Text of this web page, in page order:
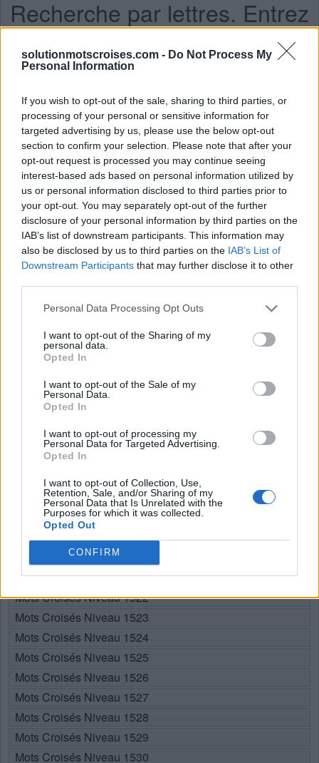
solutionmotscroises.com - Do Not Process My
Personal Information
If you wish to opt-out of the sale, sharing to third parties, or
processing of your personal or sensitive information for
targeted advertising by us, please use the below opt-out
section to confirm your selection. Please note that after your
opt-out request is processed you may continue seeing
interest-based ads based on personal information utilized by
us or personal information disclosed to third parties prior to
your opt-out. You may separately opt-out of the further
disclosure of your personal information by third parties on the
IAB’s list of downstream participants. This information may
also be disclosed by us to third parties on the IAB’s List of
Downstream Participants that may further disclose it to other
Personal Data Processing Opt Outs
I want to opt-out of the Sharing of my
personal data.
Opted In
I want to opt-out of the Sale of my
Personal Data.
Opted In
I want to opt-out of processing my
Personal Data for Targeted Advertising.
Opted In
I want to opt-out of Collection, Use,
Retention, Sale, and/or Sharing of my
Personal Data that Is Unrelated with the
Purposes for which it was collected.
Opted Out
CONFIRM
Recherche par lettres. Entrez
toutes les lettres du puzzle:
Recherche
lettres.
Entrez
toutes
les
lettres
puzzle:
Ici, vous pouvez rechercher votre réponse par numéro de
niveau, mais nous vous recommandons d'utiliser la
recherche par lettres.
Mots Croisés Niveau 1501
Mots Croisés Niveau 1502
Mots Croisés Niveau 1503
Mots Croisés Niveau 1504
Mots Croisés Niveau 1505
Mots Croisés Niveau 1509
Mots Croisés Niveau 1510
Mots Croisés Niveau 1511
Mots Croisés Niveau 1512
Mots Croisés Niveau 1513
Mots Croisés Niveau 1514
Mots Croisés Niveau 1515
Mots Croisés Niveau 1516
Mots Croisés Niveau 1517
Mots Croisés Niveau 1518
Mots Croisés Niveau 1519
Mots Croisés Niveau 1520
Mots Croisés Niveau 1521
Mots Croisés Niveau 1522
Mots Croisés Niveau 1523
Mots Croisés Niveau 1524
Mots Croisés Niveau 1525
Mots Croisés Niveau 1526
Mots Croisés Niveau 1527
Mots Croisés Niveau 1528
Mots Croisés Niveau 1529
Mots Croisés Niveau 1530